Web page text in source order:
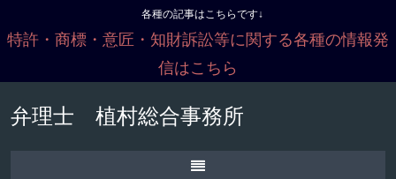
各種の記事はこちらです↓
特許・商標・意匠・知財訴訟等に関する各種の情報発
信はこちら
弁理士 植村総合事務所